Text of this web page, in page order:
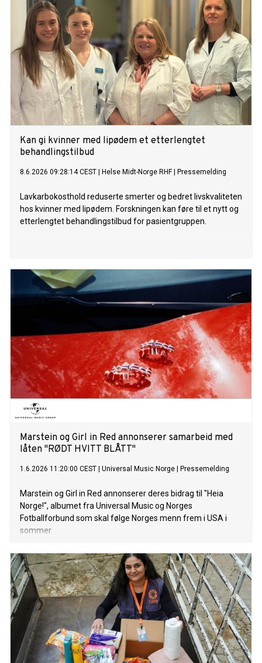
Kan gi kvinner med lipødem et etterlengtet
behandlingstilbud
8.6.2026 09:28:14 CEST Helse Midt-Norge RHF| Pressemelding
Lavkarbokosthold reduserte smerter og bedret livskvaliteten
hos kvinner med lipødem. Forskningen kan føre til et nytt og
etterlengtet behandlingstilbud for pasientgruppen.
Marstein og Girl in Red annonserer samarbeid med
låten "RØDT HVITT BLÅTT"
1.6.2026 11:20:00 CEST Universal Music Norge Pressemelding
Marstein og Girl in Red annonserer deres bidrag til "Heia
Norge!", albumet fra Universal Music og Norges
Fotballforbund som skal følge Norges menn frem i USA i
sommer.